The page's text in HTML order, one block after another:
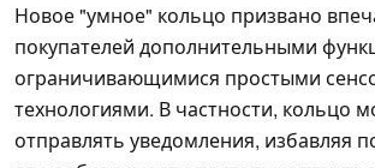
Новое "умное" кольцо призвано
покупателей дополнительными
ограничивающимися простыми
технологиями. В частности, кольцо
отправлять уведомления, избавляя